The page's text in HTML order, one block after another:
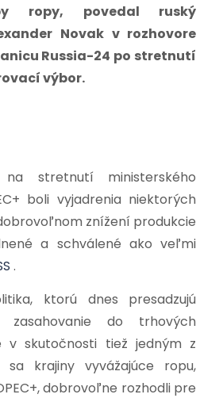
ropy, povedal ruský
Novak v rozhovore
Russia-24 po stretnutí
výbor.
stretnutí ministerského
boli vyjadrenia niektorých
znížení produkcie
a schválené ako veľmi
.
ktorú dnes presadzujú
zasahovanie do trhových
v skutočnosti tiež jedným z
sa krajiny vyvážajúce ropu,
dobrovoľne rozhodli pre